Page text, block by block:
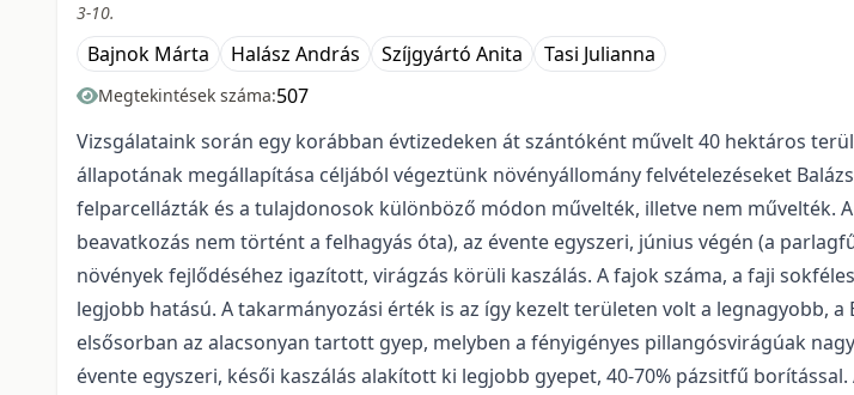
3-10.
Bajnok Márta Halász András Szíjgyártó Anita Tasi Julianna
Megtekintések száma:507
Vizsgálataink során egy korábban évtizedeken át szántóként művelt 40 hektáros
állapotának megállapítása céljából végeztünk növényállomány felvételezéseket
felparcellázták és a tulajdonosok különböző módon művelték, illetve nem művelték.
beavatkozás nem történt a felhagyás óta), az évente egyszeri, június végén (a
növények fejlődéséhez igazított, virágzás körüli kaszálás. A fajok száma, a faji
legjobb hatású. A takarmányozási érték is az így kezelt területen volt a legnagyobb,
elsősorban az alacsonyan tartott gyep, melyben a fényigényes pillangósvirágúak
évente egyszeri, késői kaszálás alakított ki legjobb gyepet, 40-70% pázsitfű